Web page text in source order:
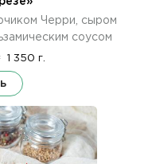
Черри, сыром
соусом
1 350 г.